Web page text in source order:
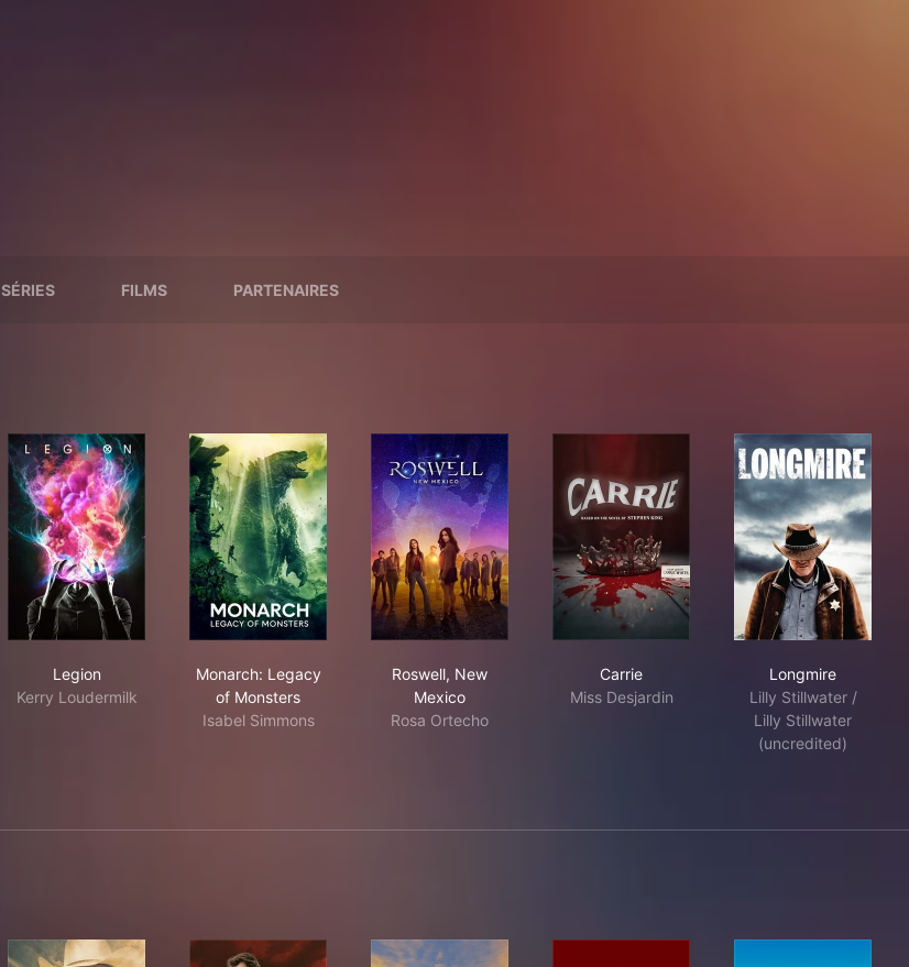
SÉRIES FILMS PARTENAIRES
Legion
Kerry Loudermilk
Monarch: Legacy
of Monsters
Isabel Simmons
Roswell, New
Mexico
Rosa Ortecho
Carrie
Miss Desjardin
Longmire
Lilly Stillwater /
Lilly Stillwater
(uncredited)